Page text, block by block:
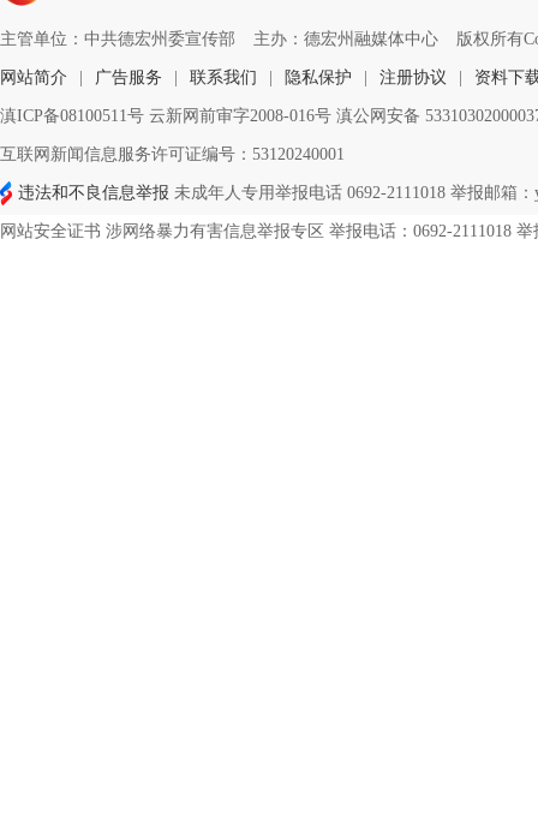
主管单位：中共德宏州委宣传部 主办：德宏州融媒体中心 版权所有
网站简介 广告服务 联系我们 隐私保护 注册协议 资料下
滇ICP备08100511号 云新网前审字2008-016号 滇公网安备
互联网新闻信息服务许可证编号：53120240001
违法和不良信息举报 未成年人专用举报电话 0692-2111018 举报邮箱：
网站安全证书 涉网络暴力有害信息举报专区 举报电话：0692-2111018 举